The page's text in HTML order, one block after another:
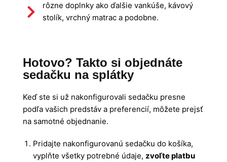
rôzne doplnky ako ďalšie vankúše, kávový
stolík, vrchný matrac a podobne.
Hotovo? Takto si objednáte
sedačku na splátky
Keď ste si už nakonfigurovali sedačku presne
podľa vašich predstáv a preferencií, môžete prejsť
na samotné objednanie.
Pridajte nakonfigurovanú sedačku do košíka,
vyplňte všetky potrebné údaje, zvoľte platbu